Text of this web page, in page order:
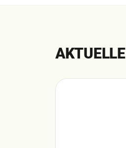
AKTUELLE